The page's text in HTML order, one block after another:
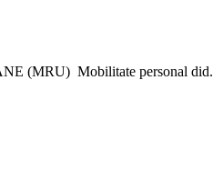
(MRU) Mobilitate personal did.